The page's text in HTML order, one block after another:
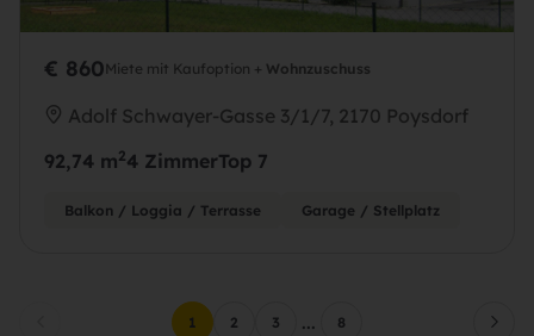
€ 860Miete mit Kaufoption + Wohnzuschuss
Adolf Schwayer-Gasse 3/1/7, 2170 Poysdorf
92,74 m24 ZimmerTop 7
Balkon / Loggia / Terrasse Garage / Stellplatz
1 2 3 ... 8